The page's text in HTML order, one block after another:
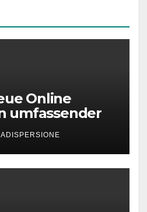
Online
umfassender